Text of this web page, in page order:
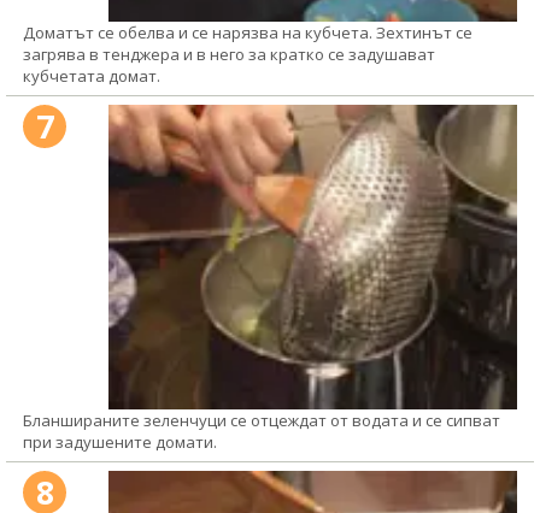
Доматът се обелва и се нарязва на кубчета. Зехтинът се
загрява в тенджера и в него за кратко се задушават
кубчетата домат.
7
Бланшираните зеленчуци се отцеждат от водата и се сипват
при задушените домати.
8